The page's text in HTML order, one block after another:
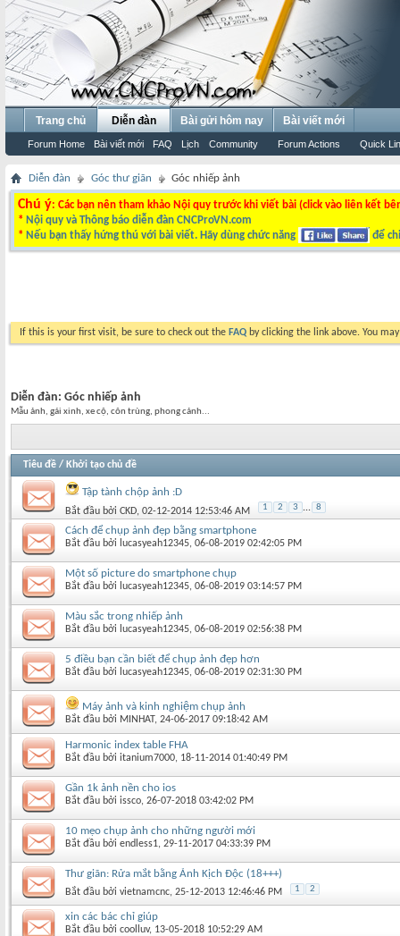
Trang chủ Diễn đàn
Forum Home Bài viết mới FAQ Lịch Community Forum Actions Quick
Bài gửi hôm nay Bài viết mới
Diễn đàn Góc thư giãn Góc nhiếp ảnh
Chú ý: Các bạn nên tham khảo Nội quy trước khi viết bài (click vào liên kết
* Nội quy và Thông báo diễn đàn CNCProVN.com
* Nếu bạn thấy hứng thú với bài viết. Hãy dùng chức năng để
If this is your first visit, be sure to check out the FAQ by clicking the link above. You
Diễn đàn: Góc nhiếp ảnh
Mẫu ảnh, gái xinh, xe cộ, côn trùng, phong cảnh...
Tiêu đề / Khởi tạo chủ đề
Tập tành chộp ảnh :D
Bắt đầu bởi CKD‎, 02-12-2014 12:53:46 AM 1 2 3 ... 8
Cách để chụp ảnh đẹp bằng smartphone
Bắt đầu bởi lucasyeah12345‎, 06-08-2019 02:42:05 PM
Một số picture do smartphone chụp
Bắt đầu bởi lucasyeah12345‎, 06-08-2019 03:14:57 PM
Màu sắc trong nhiếp ảnh
Bắt đầu bởi lucasyeah12345‎, 06-08-2019 02:56:38 PM
5 điều bạn cần biết để chụp ảnh đẹp hơn
Bắt đầu bởi lucasyeah12345‎, 06-08-2019 02:31:30 PM
Máy ảnh và kinh nghiệm chụp ảnh
Bắt đầu bởi MINHAT‎, 24-06-2017 09:18:42 AM
Harmonic index table FHA
Bắt đầu bởi itanium7000‎, 18-11-2014 01:40:49 PM
Gần 1k ảnh nền cho ios
Bắt đầu bởi issco‎, 26-07-2018 03:42:02 PM
10 mẹo chụp ảnh cho những người mới
Bắt đầu bởi endless1‎, 29-11-2017 04:33:39 PM
Thư giãn: Rửa mắt bằng Ảnh Kịch Độc (18+++)
Bắt đầu bởi vietnamcnc‎, 25-12-2013 12:46:46 PM 1 2
xin các bác chỉ giúp
Bắt đầu bởi coolluv‎, 13-05-2018 10:52:29 AM